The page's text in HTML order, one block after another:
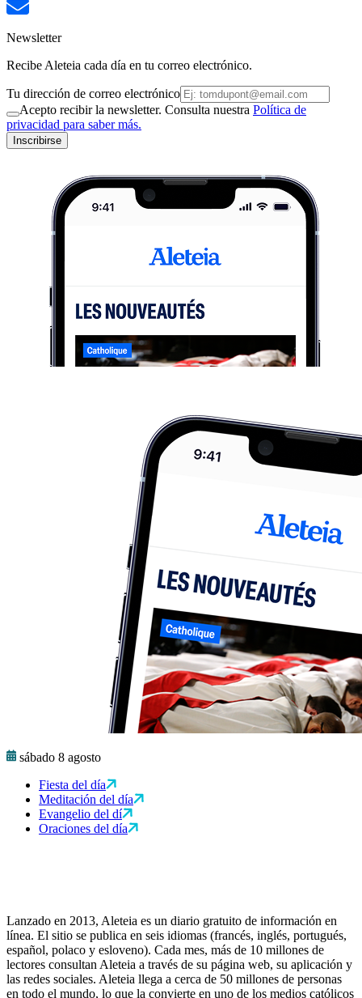
Newsletter
Recibe Aleteia cada día en tu correo electrónico.
Tu dirección de correo electrónico
Acepto recibir la newsletter. Consulta nuestra Política de
privacidad para saber más.
Inscribirse
sábado 8 agosto
Fiesta del día
Meditación del día
Evangelio del dí
Oraciones del día
Lanzado en 2013, Aleteia es un diario gratuito de información en
línea. El sitio se publica en seis idiomas (francés, inglés, portugués,
español, polaco y esloveno). Cada mes, más de 10 millones de
lectores consultan Aleteia a través de su página web, su aplicación y
las redes sociales. Aleteia llega a cerca de 50 millones de personas
en todo el mundo, lo que la convierte en uno de los medios católicos